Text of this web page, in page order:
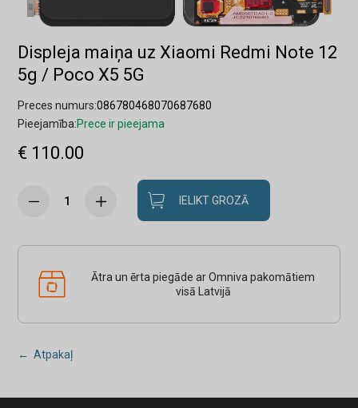
Displeja maiņa uz Xiaomi Redmi Note 12
5g / Poco X5 5G
Preces numurs:086780468070687680
Pieejamība:Prece ir pieejama
€ 110.00
IELIKT GROZĀ
Ātra un ērta piegāde ar Omniva pakomātiem
visā Latvijā
← Atpakaļ